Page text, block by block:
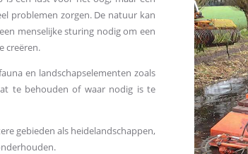
problemen zorgen. De natuur kan
menselijke sturing nodig om een
creëren.
en landschapselementen zoals
te behouden of waar nodig is te
gebieden als heidelandschappen,